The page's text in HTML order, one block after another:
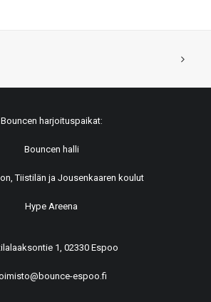
Bouncen harjoituspaikat:
Bouncen halli
Tiistilän ja Jousenkaaren koulut
Hype Areena
1, 02330 Espoo
espoo.fi